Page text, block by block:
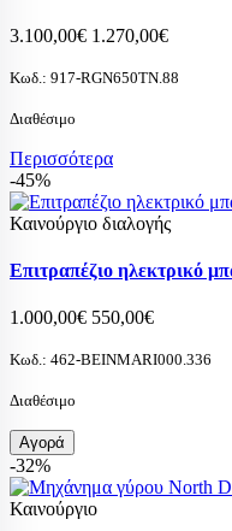
3.100,00€ 1.270,00€
Κωδ.: 917-RGN650TN.88
Διαθέσιμο
Περισσότερα
-45%
Καινούργιο διαλογής
Επιτραπέζιο ηλεκτρικό
1.000,00€ 550,00€
Κωδ.: 462-BEINMARI000.336
Διαθέσιμο
Αγορά
-32%
Καινούργιο